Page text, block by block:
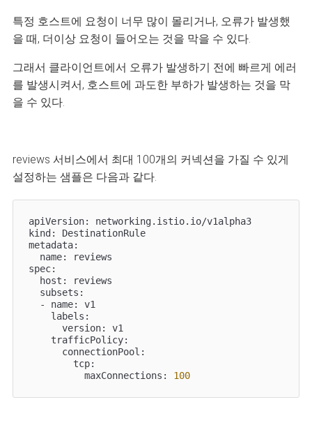
특정 호스트에 요청이 너무 많이 몰리거나, 오류가 발생했
을 때, 더이상 요청이 들어오는 것을 막을 수 있다.
그래서 클라이언트에서 오류가 발생하기 전에 빠르게 에러
를 발생시켜서, 호스트에 과도한 부하가 발생하는 것을 막
을 수 있다.
reviews 서비스에서 최대 100개의 커넥션을 가질 수 있게
설정하는 샘플은 다음과 같다.
apiVersion: networking.istio.io/v1alpha3
kind: DestinationRule
metadata:
spec:
          maxConnections:
100